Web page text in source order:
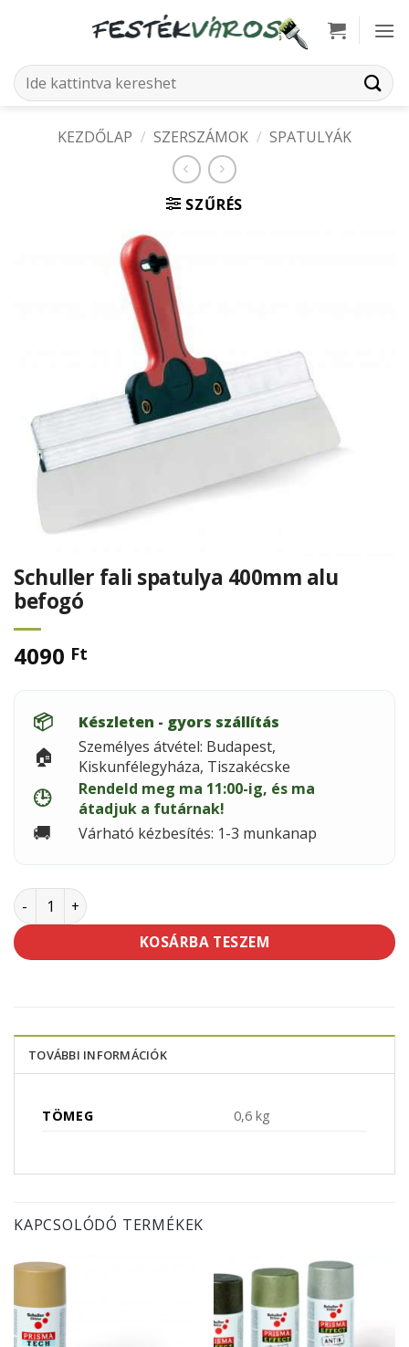
Keresés
a
KEZDŐLAP / SZERSZÁMOK / SPATULYÁK
SZŰRÉS
Schuller fali spatulya 400mm alu
befogó
4090 Ft
📦 Készleten - gyors szállítás
🏠
Személyes átvétel: Budapest,
Kiskunfélegyháza, Tiszakécske
🕒
Rendeld meg ma 11:00-ig, és ma
átadjuk a futárnak!
🚚 Várható kézbesítés: 1-3 munkanap
Schuller fali spatulya 400mm alu befogó mennyiség
KOSÁRBA TESZEM
TOVÁBBI INFORMÁCIÓK
TÖMEG 0,6 kg
KAPCSOLÓDÓ TERMÉKEK